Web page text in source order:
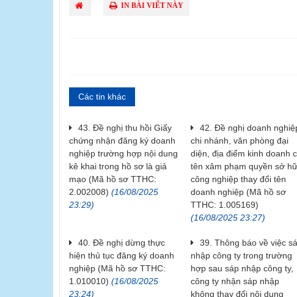
IN BÀI VIẾT NÀY
Các tin khác
43. Đề nghị thu hồi Giấy
chứng nhận đăng ký doanh
nghiệp trường hợp nội dung
kê khai trong hồ sơ là giả
mạo (Mã hồ sơ TTHC:
2.002008) (16/08/2025
23:29)
42. Đề nghị doanh
chi nhánh, văn phòng đại
diện, địa điểm kinh doanh
tên xâm phạm quyền sở
công nghiệp thay đổi tên
doanh nghiệp (Mã hồ sơ
TTHC: 1.005169)
(16/08/2025 23:27)
40. Đề nghị dừng thực
hiện thủ tục đăng ký doanh
nghiệp (Mã hồ sơ TTHC:
1.010010) (16/08/2025
23:24)
39. Thông báo về việc
nhập công ty trong trường
hợp sau sáp nhập công ty,
công ty nhận sáp nhập
không thay đổi nội dung